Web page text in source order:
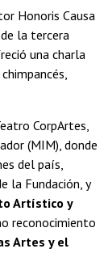
Honoris Causa
la tercera
una charla
CorpArtes,
(MIM), donde
del país,
la Fundación, y
Artístico y
reconocimiento
Artes y el